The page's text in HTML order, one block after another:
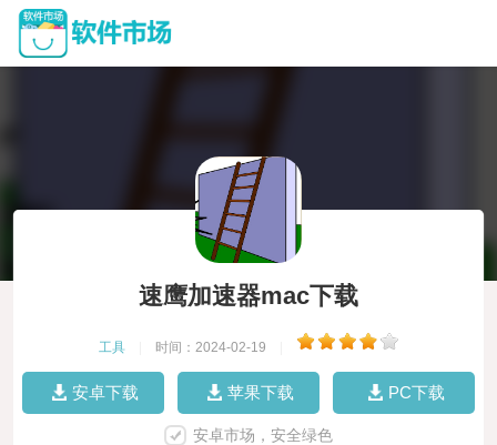
速鹰加速器mac下载
工具 时间：2024-02-19
安卓下载 苹果下载 PC下载
安卓市场，安全绿色